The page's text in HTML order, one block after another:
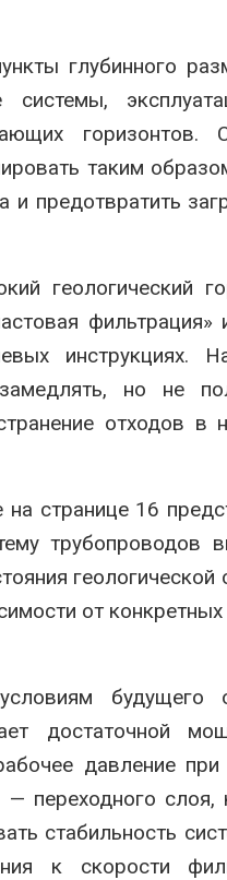
глубинного
горизонтов.
таким
и предотвратить
геологический
фильтрация»
инструкциях.
но не
отходов в
странице 16
трубопроводов
геологической
от
будущего
достаточной
давление при
— переходного слоя,
стабильность
к скорости